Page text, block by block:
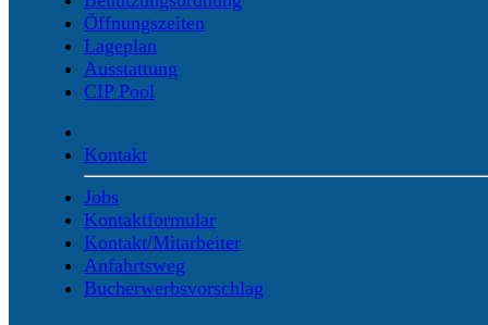
Öffnungszeiten
Lageplan
Ausstattung
CIP Pool
Kontakt
Jobs
Kontaktformular
Kontakt/Mitarbeiter
Anfahrtsweg
Bucherwerbsvorschlag